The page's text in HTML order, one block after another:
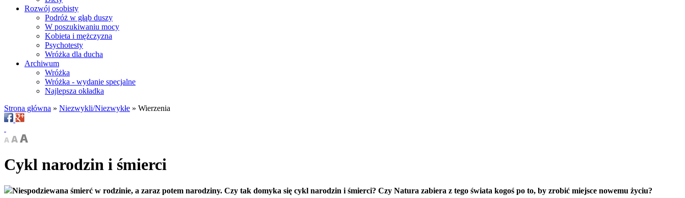
Rozwój osobisty
Podróż w głąb duszy
W poszukiwaniu mocy
Kobieta i mężczyzna
Psychotesty
Wróżka dla ducha
Archiwum
Wróżka
Wróżka - wydanie specjalne
Najlepsza okładka
Strona główna » Niezwykli/Niezwykłe » Wierzenia
Cykl narodzin i śmierci
Niespodziewana śmierć w rodzinie, a zaraz potem narodziny. Czy tak domyka się cykl narodzin i śmierci? Czy Natura zabiera z tego świata kogoś po to, by zrobić miejsce nowemu życiu?